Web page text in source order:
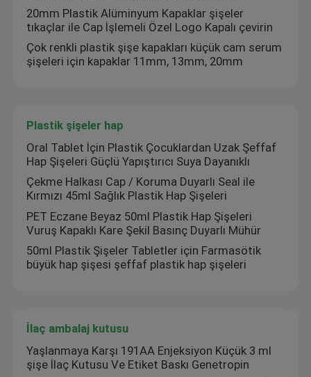
Ürünler
Hakkımızda
Fabrika turu
Kalite kontrol
Bir teklif isteği
20mm Plastik Alüminyum Kapaklar şişeler
tıkaçlar ile Cap İşlemeli Özel Logo Kapalı çevirin
Çok renkli plastik şişe kapakları küçük cam serum
şişeleri için kapaklar 11mm, 13mm, 20mm
Plastik şişeler hap
Oral Tablet İçin Plastik Çocuklardan Uzak Şeffaf
Hap Şişeleri Güçlü Yapıştırıcı Suya Dayanıklı
Çekme Halkası Cap / Koruma Duyarlı Seal ile
Kırmızı 45ml Sağlık Plastik Hap Şişeleri
PET Eczane Beyaz 50ml Plastik Hap Şişeleri
Vuruş Kapaklı Kare Şekil Basınç Duyarlı Mühür
50ml Plastik Şişeler Tabletler için Farmasötik
büyük hap şişesi şeffaf plastik hap şişeleri
İlaç ambalaj kutusu
Yaşlanmaya Karşı 191AA Enjeksiyon Küçük 3 ml
şişe İlaç Kutusu Ve Etiket Baskı Genetropin